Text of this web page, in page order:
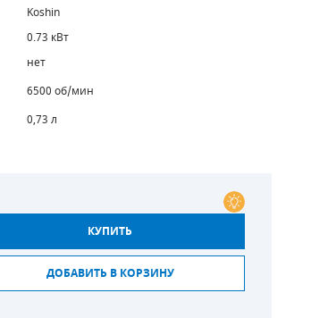
Koshin
0.73 кВт
нет
6500 об/мин
0,73 л
КУПИТЬ
ДОБАВИТЬ В КОРЗИНУ